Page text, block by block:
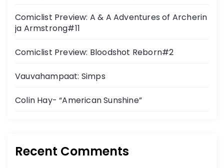
Comiclist Preview: A & A Adventures of Archerin
ja Armstrong#11
Comiclist Preview: Bloodshot Reborn#2
Vauvahampaat: Simps
Colin Hay- “American Sunshine”
Recent Comments